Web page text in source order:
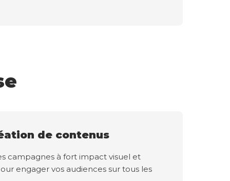
de contenus
campagnes à fort impact visuel et
engager vos audiences sur tous les